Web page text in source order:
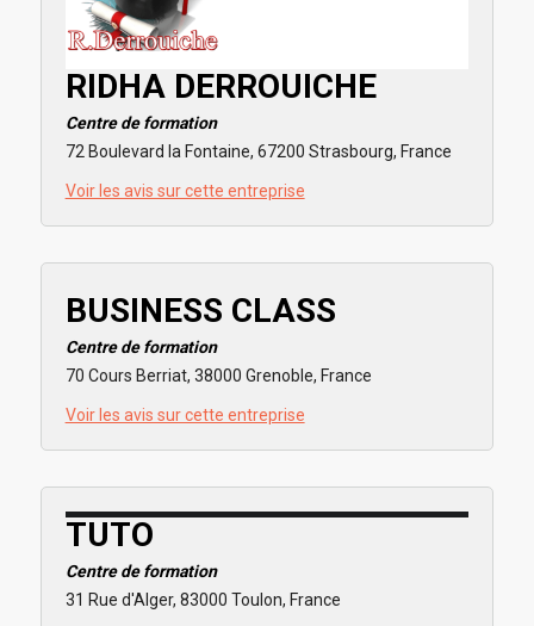
RIDHA DERROUICHE
Centre de formation
72 Boulevard la Fontaine, 67200 Strasbourg, France
Voir les avis sur cette entreprise
BUSINESS CLASS
Centre de formation
70 Cours Berriat, 38000 Grenoble, France
Voir les avis sur cette entreprise
TUTO
Centre de formation
31 Rue d'Alger, 83000 Toulon, France